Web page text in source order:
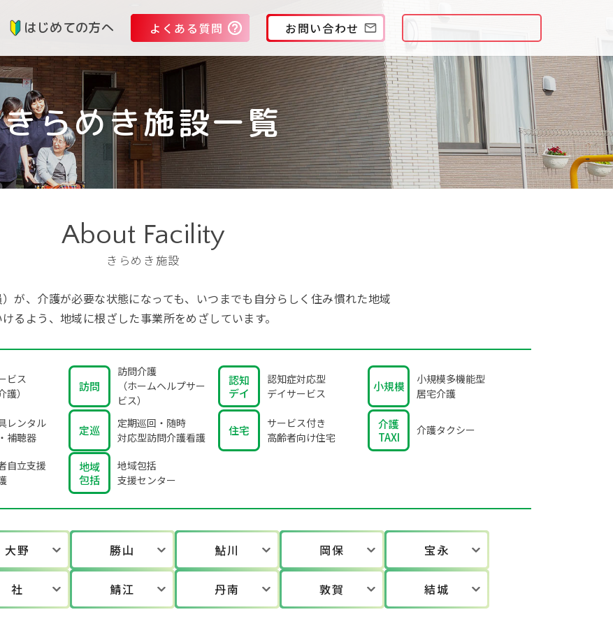
はじめての方へ よくある質問 お問い合わせ
きらめき施設一覧
About Facility
きらめき施設
が、介護が必要な状態になっても、いつまでも自分らしく住み慣れた地域
るよう、地域に根ざした事業所をめざしています。
ビス
護）
訪問
訪問介護
（ホームヘルプサー
ビス）
認知
デイ
認知症対応型
デイサービス
小規模
小規模多機能型
居宅介護
レンタル
・補聴器 定巡
定期巡回・随時
対応型訪問介護看護
住宅
サービス付き
高齢者向け住宅
介護
TAXI
介護タクシー
自立支援
地域
包括
地域包括
支援センター
大野 勝山 鮎川 岡保 宝永
社 鯖江 丹南 敦賀 結城